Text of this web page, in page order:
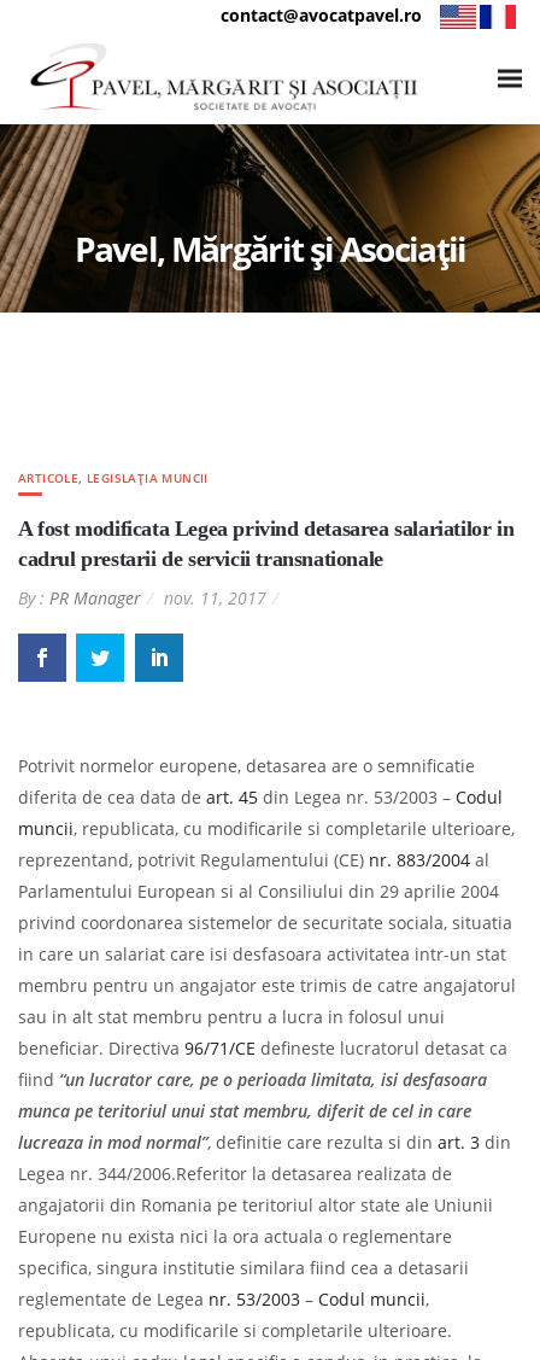
contact@avocatpavel.ro
Pavel, Mărgărit și Asociații
ARTICOLE, LEGISLAȚIA MUNCII
A fost modificata Legea privind detasarea salariatilor in
cadrul prestarii de servicii transnationale
By : PR Manager nov. 11, 2017
Potrivit normelor europene, detasarea are o semnificatie
diferita de cea data de art. 45 din Legea nr. 53/2003 – Codul
muncii, republicata, cu modificarile si completarile ulterioare,
reprezentand, potrivit Regulamentului (CE) nr. 883/2004 al
Parlamentului European si al Consiliului din 29 aprilie 2004
privind coordonarea sistemelor de securitate sociala, situatia
in care un salariat care isi desfasoara activitatea intr-un stat
membru pentru un angajator este trimis de catre angajatorul
sau in alt stat membru pentru a lucra in folosul unui
beneficiar. Directiva 96/71/CE defineste lucratorul detasat ca
fiind “un lucrator care, pe o perioada limitata, isi desfasoara
munca pe teritoriul unui stat membru, diferit de cel in care
lucreaza in mod normal”, definitie care rezulta si din art. 3 din
Legea nr. 344/2006.Referitor la detasarea realizata de
angajatorii din Romania pe teritoriul altor state ale Uniunii
Europene nu exista nici la ora actuala o reglementare
specifica, singura institutie similara fiind cea a detasarii
reglementate de Legea nr. 53/2003 – Codul muncii,
republicata, cu modificarile si completarile ulterioare.